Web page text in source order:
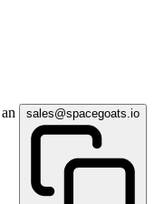
sales@spacegoats.io